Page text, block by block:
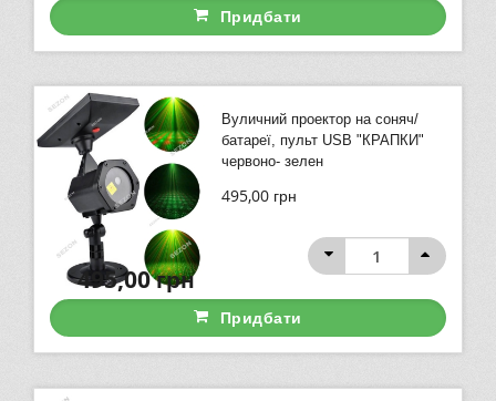
Придбати
Вуличний проектор на соняч/
батареї, пульт USB "КРАПКИ"
червоно- зелен
495,00 грн
495,00грн
Придбати